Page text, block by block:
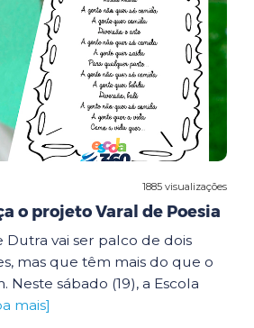
1885 visualizações
o projeto Varal de Poesia
Dutra vai ser palco de dois
mas que têm mais do que o
sábado (19), a Escola
mais]